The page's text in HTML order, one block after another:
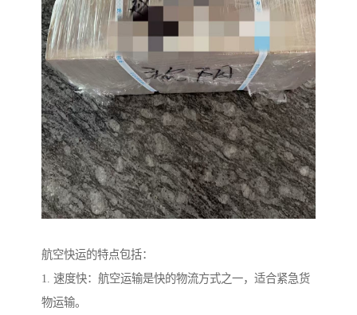
航空快运的特点包括：
1. 速度快：航空运输是快的物流方式之一，适合紧急货
物运输。